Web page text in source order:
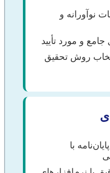
نوآورانه و
جامع و مورد تأیید
روش تحقیق
با